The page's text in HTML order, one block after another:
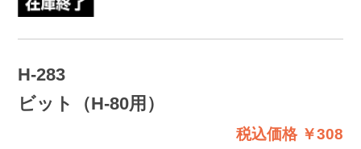
H-283
ビット（H-80用）
税込価格 ￥308